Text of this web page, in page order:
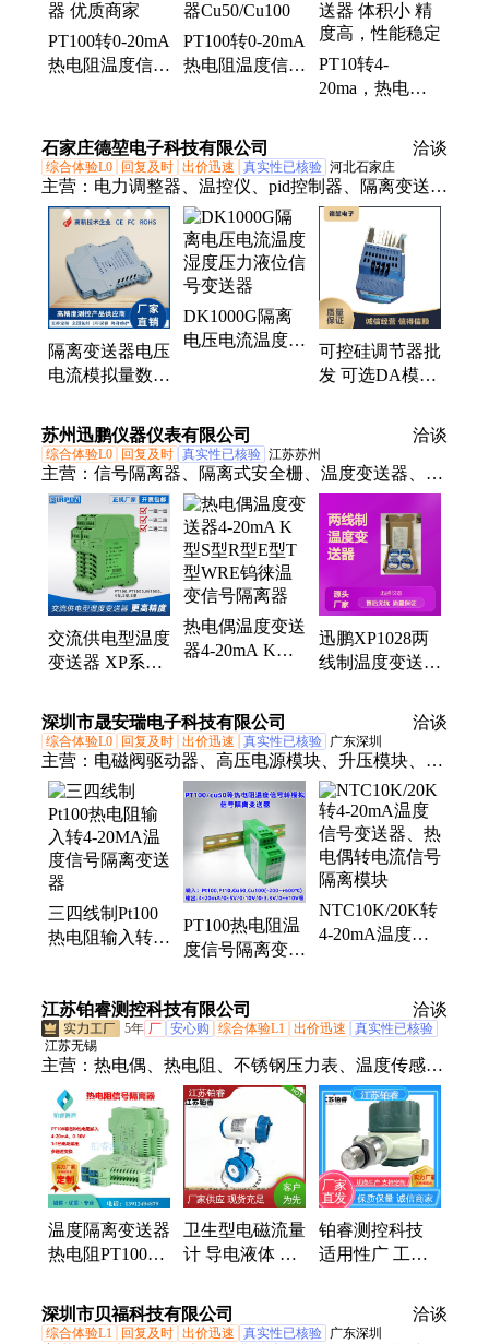
PT100转0-20mA
热电阻温度信号
PT100转0-20mA
热电阻温度信号
PT10转4-
20ma，热电阻
送器 体积小 精
度高，性能稳定
石家庄德堃电子科技有限公司 洽谈
综合体验L0 回复及时 出价迅速 真实性已核验 河北石家庄
主营： 电力调整器、温控仪、pid控制器、隔离变送
器、电压电流表
隔离变送器电压
电流模拟量数字
转换器
DK1000G隔离
电压电流温度湿
可控硅调节器批
发 可选DA模拟
苏州迅鹏仪器仪表有限公司 洽谈
综合体验L0 回复及时 真实性已核验 江苏苏州
主营： 信号隔离器、隔离式安全栅、温度变送器、电
流变送器
交流供电型温度
变送器 XP系列
偶信号隔离器
热电偶温度变送
器4-20mA K型S
信号隔离器
迅鹏XP1028两
线制温度变送器
离端子 隔离模
块
深圳市晟安瑞电子科技有限公司 洽谈
综合体验L0 回复及时 出价迅速 真实性已核验 广东深圳
主营： 电磁阀驱动器、高压电源模块、升压模块、隔
离变送器、隔离器、温度变送器、信号变送器、信号
转换器、隔离放大器、信号隔离模块、高压电源、
DC-DC电源模块、采集模块、频率转换器、脉冲转换
器、脉冲转换模块、中继器、电流变送器、电流转换
器、电流放大器、数据采集模块、RTU模块
三四线制Pt100
热电阻输入转4-
PT100热电阻温
度信号隔离变送
20MA/0-10V转
换器
NTC10K/20K转
4-20mA温度信
江苏铂睿测控科技有限公司 洽谈
5年 厂 安心购 综合体验L1 出价迅速
真实性已核验
江苏无锡
主营： 热电偶、热电阻、不锈钢压力表、温度传感
器、双金属温度计、温度变送器、隔膜压力表、压力
变送器、差压变送器、压力控制器、磁翻板液位计、
雷达液位计、电磁流量计、涡街流量计、涡轮流量
计、金属管浮子流量计、旋进旋涡流量计、孔板流量
计
温度隔离变送器
热电阻PT100导
20mA输出
卫生型电磁流量
计 导电液体 防
票 铂睿
铂睿测控科技
适用性广 工业
能压力显控器
深圳市贝福科技有限公司 洽谈
综合体验L1 回复及时 出价迅速 真实性已核验 广东深圳